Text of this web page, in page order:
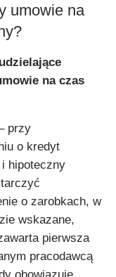
umowie na
na czas
przy
o kredyt
hipoteczny
o zarobkach, w
wskazane,
pierwsza
pracodawcą